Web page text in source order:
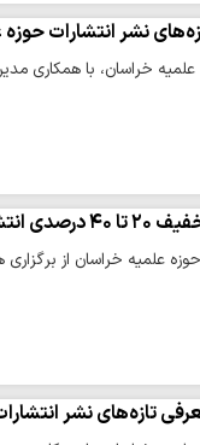
نشر انتشارات حوزه علمیه
خراسان، با همکاری
انتشارات حوزه علمیه خراسان تا ۳۰ آبان‌ماه
علمیه خراسان از
تازه‌های نشر